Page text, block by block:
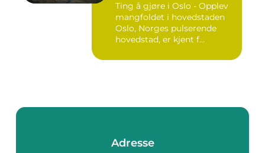
Ting å gjøre i Oslo - Opplev
mangfoldet i hovedstaden
Oslo, Norges pulserende
hovedstad, er kjent f...
Adresse